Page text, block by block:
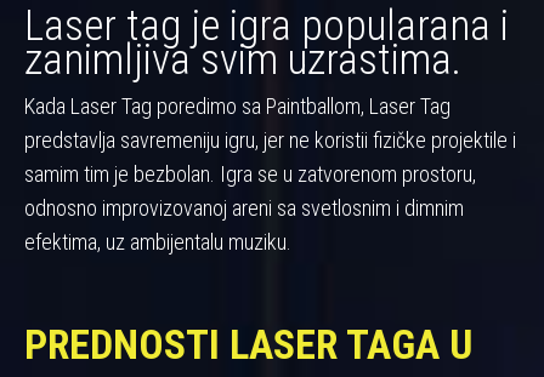
Laser tag je igra popularana i
zanimljiva svim uzrastima.
Kada Laser Tag poredimo sa Paintballom, Laser Tag
predstavlja savremeniju igru, jer ne koristii fizičke projektile i
samim tim je bezbolan. Igra se u zatvorenom prostoru,
odnosno improvizovanoj areni sa svetlosnim i dimnim
efektima, uz ambijentalu muziku.
PREDNOSTI LASER TAGA U